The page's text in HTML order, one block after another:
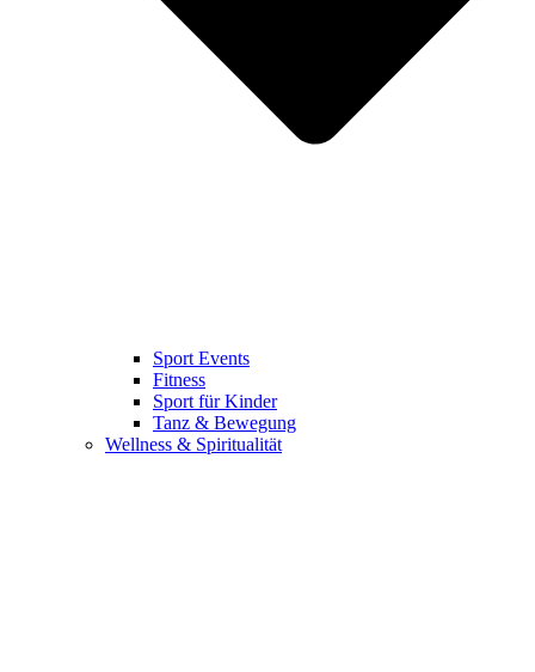
Sport Events
Fitness
Sport für Kinder
Tanz & Bewegung
Wellness & Spiritualität